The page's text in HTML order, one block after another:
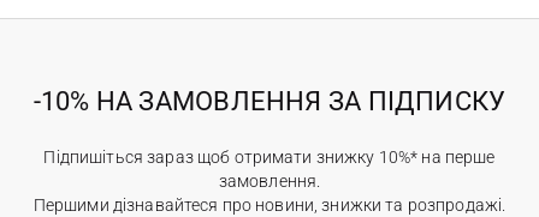
-10% НА ЗАМОВЛЕННЯ ЗА ПІДПИСКУ
Підпишіться зараз щоб отримати знижку 10%* на перше
замовлення.
Першими дізнавайтеся про новини, знижки та розпродажі.